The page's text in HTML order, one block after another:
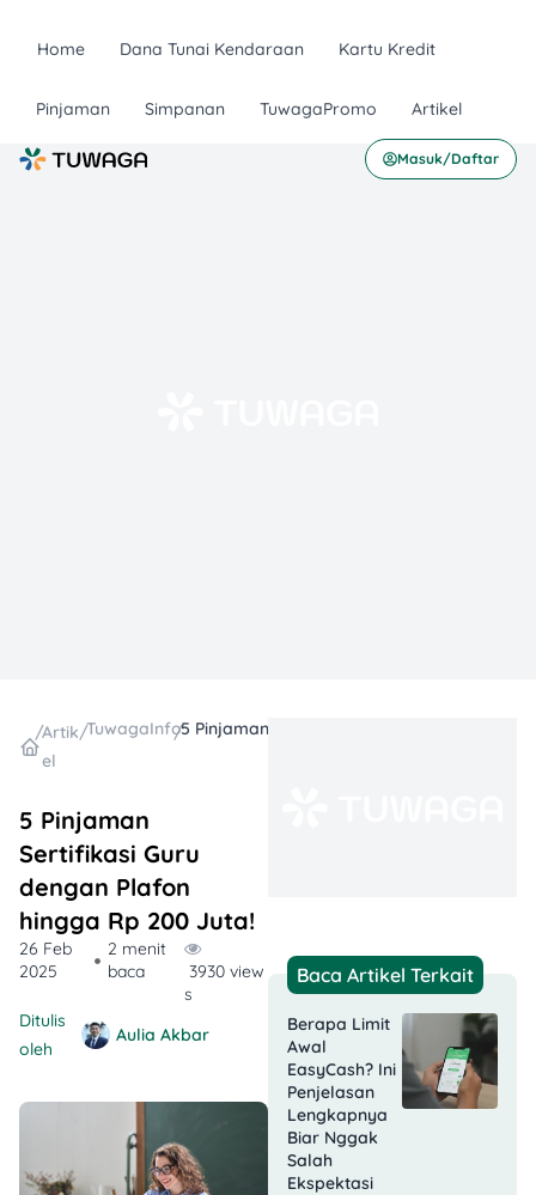
Home Dana Tunai Kendaraan Kartu Kredit
Pinjaman Simpanan TuwagaPromo Artikel
Masuk/Daftar
/Artik
el
/TuwagaInfo
/
5 Pinjaman
Sertifikasi Guru
dengan Plafon
hingga Rp 200 Juta!
26 Feb
2025
2 menit
baca
3930 view
s
Ditulis
oleh
Aulia Akbar
Baca Artikel Terkait
Berapa Limit
Awal
EasyCash? Ini
Penjelasan
Lengkapnya
Biar Nggak
Salah
Ekspektasi